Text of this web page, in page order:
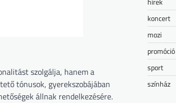
szolgálja, hanem a
tónusok, gyerekszobájában
állnak rendelkezésére.
koncert
mozi
promóció
sport
színház